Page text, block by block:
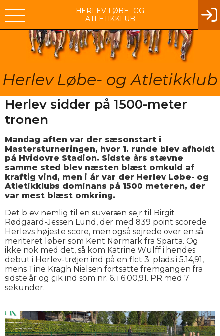
HERLEV LØBE- OG
ATLETIKKLUB
Herlev Løbe- og Atletikklub
Herlev sidder på 1500-meter
tronen
Mandag aften var der sæsonstart i
Mastersturneringen, hvor 1. runde blev afholdt
på Hvidovre Stadion. Sidste års stævne
samme sted blev næsten blæst omkuld af
kraftig vind, men i år var der Herlev Løbe- og
Atletikklubs dominans på 1500 meteren, der
var mest blæst omkring.
Det blev nemlig til en suveræn sejr til Birgit
Rødgaard-Jessen Lund, der med 839 point scorede
Herlevs højeste score, men også sejrede over en så
meriteret løber som Kent Nørmark fra Sparta. Og
ikke nok med det, så kom Katrine Wulff i hendes
debut i Herlev-trøjen ind på en flot 3. plads i 5.14,91,
mens Tine Kragh Nielsen fortsatte fremgangen fra
sidste år og gik ind som nr. 6. i 6.00,91. PR med 7
sekunder.